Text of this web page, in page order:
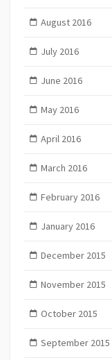
August 2016
July 2016
June 2016
May 2016
April 2016
March 2016
February 2016
January 2016
December 2015
November 2015
October 2015
September 2015